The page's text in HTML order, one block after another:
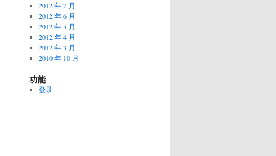
2012 年 7 月
2012 年 6 月
2012 年 5 月
2012 年 4 月
2012 年 3 月
2010 年 10 月
功能
登录